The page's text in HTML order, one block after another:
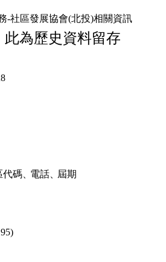
-社區發展協會(北投)相關資訊
此為歷史資料留存
代碼、電話、屆期